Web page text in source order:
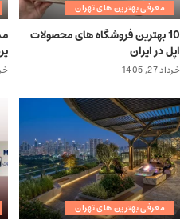
معرفی بهترین های تهران
10 بهترین فروشگاه های محصولات
اپل در ایران
خرداد 27, 1405
معرفی بهترین های تهران